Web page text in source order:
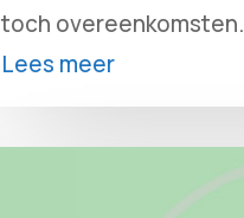
toch overeenkomsten.
Lees meer